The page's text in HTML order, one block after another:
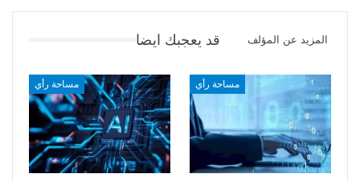
قد يعجبك ايضا المزيد عن المؤلف
مساحة رأي مساحة رأي